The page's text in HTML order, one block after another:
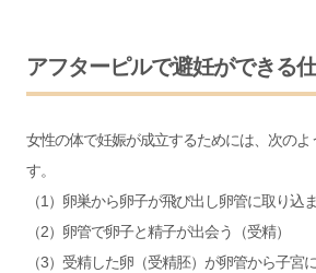
アフターピルで避妊ができる
女性の体で妊娠が成立するためには、次のよ
す。
（1）卵巣から卵子が飛び出し卵管に取り込
（2）卵管で卵子と精子が出会う（受精）
（3）受精した卵（受精胚）が卵管から子宮